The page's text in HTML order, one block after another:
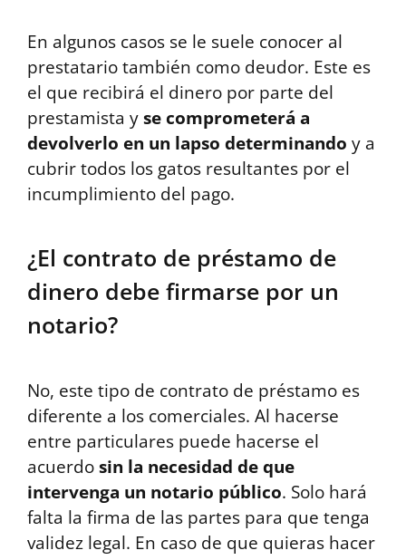
En algunos casos se le suele conocer al
prestatario también como deudor. Este es
el que recibirá el dinero por parte del
prestamista yse comprometerá a
devolverlo en un lapso determinando y a
cubrir todos los gatos resultantes por el
incumplimiento del pago.
¿El contrato de préstamo de
dinero debe firmarse por un
notario?
No, este tipo de contrato de préstamo es
diferente a los comerciales. Al hacerse
entre particulares puede hacerse el
acuerdosin la necesidad de que
intervenga un notario público. Solo hará
falta la firma de las partes para que tenga
validez legal. En caso de que quieras hacer